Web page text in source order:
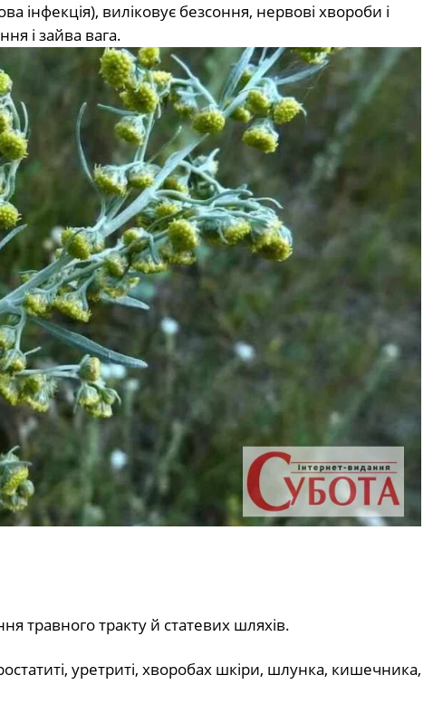
інфекція), виліковує безсоння, нервові хвороби і
і зайва вага.
травного тракту й статевих шляхів.
уретриті, хворобах шкіри, шлунка, кишечника,